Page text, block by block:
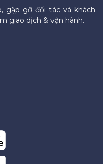
gặp gỡ đối tác và khách
giao dịch & vận hành.